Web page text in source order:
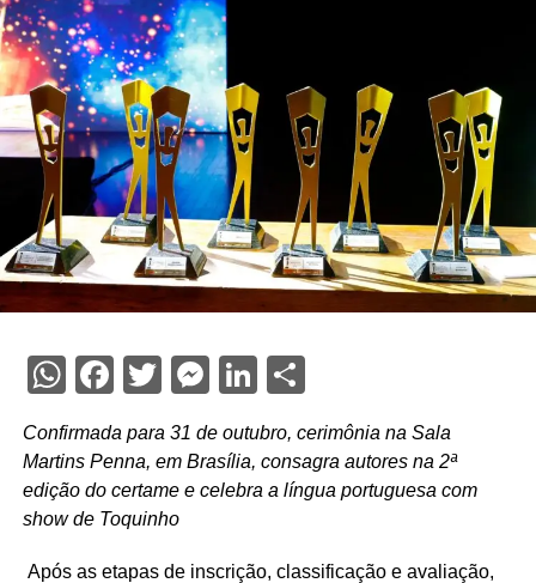
WhatsApp
Facebook
Twitter
Messenger
LinkedIn
Share
Confirmada para 31 de outubro, cerimônia na Sala
Martins Penna, em Brasília, consagra autores na 2ª
edição do certame e celebra a língua portuguesa com
show de Toquinho
Após as etapas de inscrição, classificação e avaliação,